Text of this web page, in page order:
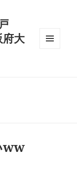
大
ww